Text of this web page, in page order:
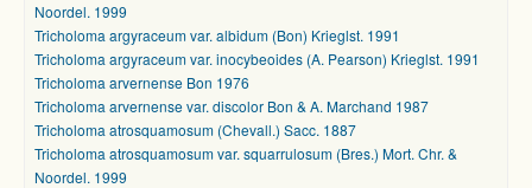
Noordel. 1999
Tricholoma argyraceum var. albidum (Bon) Krieglst. 1991
Tricholoma argyraceum var. inocybeoides (A. Pearson) Krieglst. 1991
Tricholoma arvernense Bon 1976
Tricholoma arvernense var. discolor Bon & A. Marchand 1987
Tricholoma atrosquamosum (Chevall.) Sacc. 1887
Tricholoma atrosquamosum var. squarrulosum (Bres.) Mort. Chr. &
Noordel. 1999